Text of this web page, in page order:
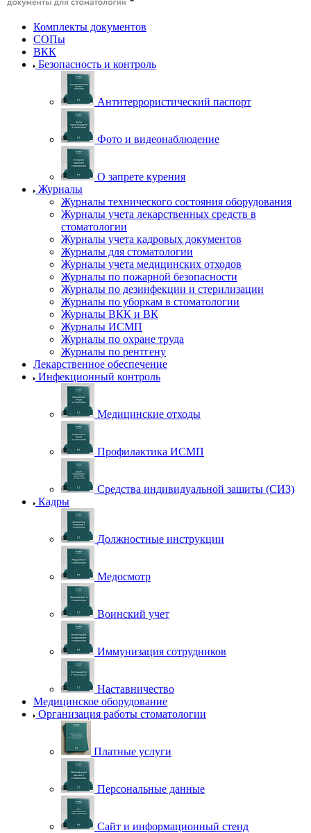
Комплекты документов
СОПы
ВКК
Безопасность и контроль
Антитеррористический паспорт
Фото и видеонаблюдение
О запрете курения
Журналы
Журналы технического состояния оборудования
Журналы учета лекарственных средств в
стоматологии
Журналы учета кадровых документов
Журналы для стоматологии
Журналы учета медицинских отходов
Журналы по пожарной безопасности
Журналы по дезинфекции и стерилизации
Журналы по уборкам в стоматологии
Журналы ВКК и ВК
Журналы ИСМП
Журналы по охране труда
Журналы по рентгену
Лекарственное обеспечение
Инфекционный контроль
Медицинские отходы
Профилактика ИСМП
Средства индивидуальной защиты (СИЗ)
Кадры
Должностные инструкции
Медосмотр
Воинский учет
Иммунизация сотрудников
Наставничество
Медицинское оборудование
Организация работы стоматологии
Платные услуги
Персональные данные
Сайт и информационный стенд